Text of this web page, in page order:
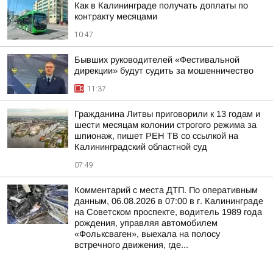
Как в Калининграде получать доплаты по
контракту месяцами
10:47
Бывших руководителей «Фестивальной
дирекции» будут судить за мошенничество
11:37
Гражданина Литвы приговорили к 13 годам и
шести месяцам колонии строгого режима за
шпионаж, пишет РЕН ТВ со ссылкой на
Калининградский областной суд
07:49
Комментарий с места ДТП. По оперативным
данным, 06.08.2026 в 07:00 в г. Калининграде
на Советском проспекте, водитель 1989 года
рождения, управляя автомобилем
«Фольксваген», выехала на полосу
встречного движения, где...